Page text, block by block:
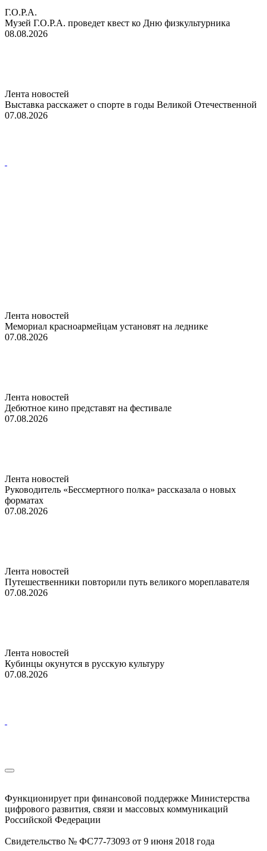
Г.О.Р.А.
Музей Г.О.Р.А. проведет квест ко Дню физкультурника
08.08.2026
Лента новостей
Выставка расскажет о спорте в годы Великой Отечественной
07.08.2026
Лента новостей
Мемориал красноармейцам установят на леднике
07.08.2026
Лента новостей
Дебютное кино представят на фестивале
07.08.2026
Лента новостей
Руководитель «Бессмертного полка» рассказала о новых
форматах
07.08.2026
Лента новостей
Путешественники повторили путь великого мореплавателя
07.08.2026
Лента новостей
Кубинцы окунутся в русскую культуру
07.08.2026
Функционирует при финансовой поддержке Министерства
цифрового развития, связи и массовых коммуникаций
Российской Федерации
Свидетельство № ФС77-73093 от 9 июня 2018 года